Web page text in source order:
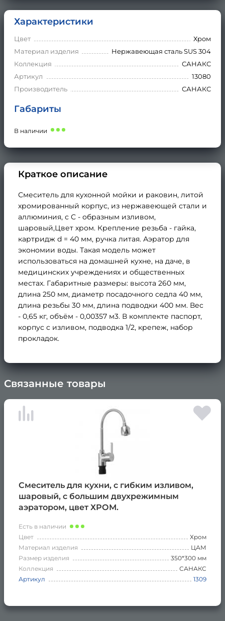
Характеристики
Цвет
Хром
Материал изделия
Нержавеющая сталь SUS 304
Коллекция
САНАКС
Артикул
13080
Производитель
САНАКС
Габариты
В наличии
Краткое описание
Смеситель для кухонной мойки и раковин, литой
хромированный корпус, из нержавеющей стали и
аллюминия, с С - образным изливом,
шаровый,Цвет хром. Крепление резьба - гайка,
картридж d = 40 мм, ручка литая. Аэратор для
экономии воды. Такая модель может
использоваться на домашней кухне, на даче, в
медицинских учреждениях и общественных
местах. Габаритные размеры: высота 260 мм,
длина 250 мм, диаметр посадочного седла 40 мм,
длина резьбы 30 мм, длина подводки 400 мм. Вес
- 0,65 кг, объём - 0,00357 м3. В комплекте паспорт,
корпус с изливом, подводка 1/2, крепеж, набор
прокладок.
Связанные товары
Смеситель для кухни, с гибким изливом,
шаровый, с большим двухрежимным
аэратором, цвет ХРОМ.
Есть в наличии
Цвет
Хром
Материал изделия
ЦАМ
Размер изделия
350*300 мм
Коллекция
САНАКС
Артикул
1309